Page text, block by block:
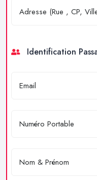
Identification